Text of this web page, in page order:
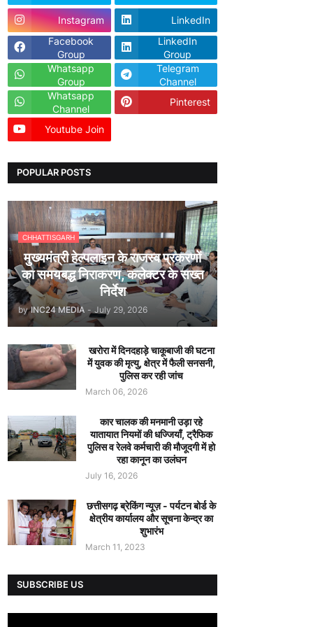
Instagram
LinkedIn
Facebook
Group
LinkedIn
Group
Whatsapp
Group
Telegram
Channel
Whatsapp
Channel
Pinterest
Youtube Join
POPULAR POSTS
CHHATTISGARH
मुख्यमंत्री हेल्पलाइन के राजस्व प्रकरणों
का समयबद्ध निराकरण, कलेक्टर के सख्त
निर्देश
by INC24 MEDIA - July 29, 2026
खरोरा में दिनदहाड़े चाकूबाजी की घटना
में युवक की मृत्यु, क्षेत्र में फैली सनसनी,
पुलिस कर रही जांच
March 06, 2026
कार चालक की मनमानी उड़ा रहे
यातायात नियमों की धज्जियाँ, ट्रैफिक
पुलिस व रेलवे कर्मचारी की मौजूदगी में हो
रहा कानून का उलंघन
July 16, 2026
छत्तीसगढ़ ब्रेकिंग न्यूज़ - पर्यटन बोर्ड के
क्षेत्रीय कार्यालय और सूचना केन्द्र का
शुभारंभ
March 11, 2023
SUBSCRIBE US